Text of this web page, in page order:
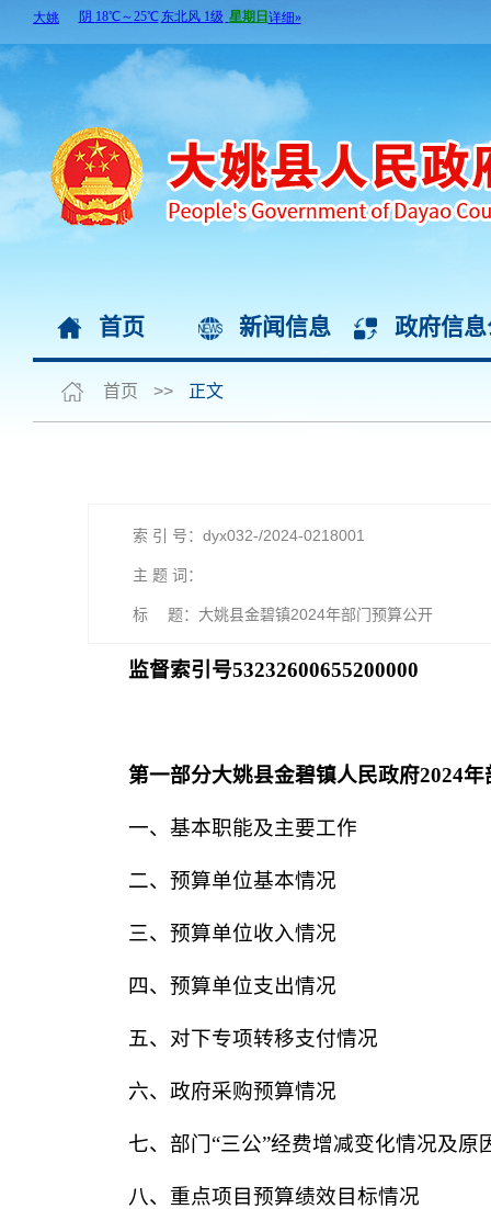
首页 新闻信息 政府信
首页 >> 正文
索 引 号：dyx032-/2024-0218001
主 题 词：
标 题：大姚县金碧镇2024年部门预算公开
监督索引号53232600655200000
第一部分大姚县金碧镇人民政府2024
一、基本职能及主要工作
二、预算单位基本情况
三、预算单位收入情况
四、预算单位支出情况
五、对下专项转移支付情况
六、政府采购预算情况
七、部门“三公”经费增减变化情况及原
八、重点项目预算绩效目标情况